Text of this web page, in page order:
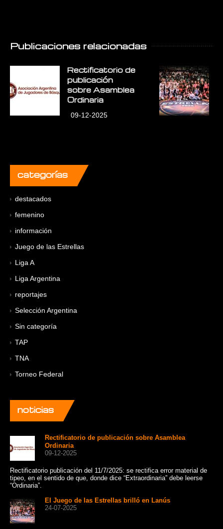
Publicaciones relacionadas
Rectificatorio de
publicación
sobre Asamblea
Ordinaria
09-12-2025
categorías
destacados
femenino
información
Juego de las Estrellas
Liga A
Liga Argentina
reportajes
Selección Argentina
Sin categoría
TAP
TNA
Torneo Federal
noticias
Rectificatorio de publicación sobre Asamblea
Ordinaria
09-12-2025
Rectificatorio publicación del 11/7/2025: se rectifica error material de
tipeo, en el sentido de que, donde dice “Extraordinaria” debe leerse
“Ordinaria”.
El Juego de las Estrellas brilló en Lanús
24-07-2025